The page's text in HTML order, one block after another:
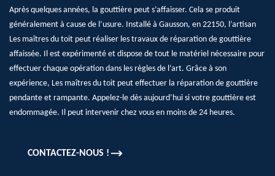
Après quelques années, la gouttière peut s’affaisser. Cela se produit
généralement à cause de l’usure. Installé à Gausson, en 22150, l’artisan
Les maîtres du toit peut réaliser les travaux de réparation de gouttière
affaissée. Il est expérimenté et dispose de tout le matériel nécessaire pour
effectuer chaque opération dans les règles de l’art. Grâce à son
expérience, Les maîtres du toit peut effectuer la réparation de gouttière
pendante et rampante. Appelez-le dès aujourd’hui si votre gouttière est
endommagée. Il peut intervenir chez vous en moins de 24 heures.
CONTACTEZ-NOUS !